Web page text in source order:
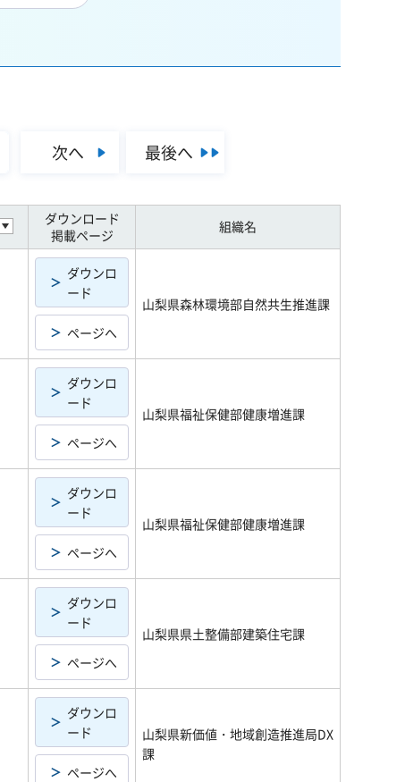
次へ 最後へ
ダウンロード
掲載ページ
組織名
ダウンロ
ード
ページへ
山梨県森林環境部自然共生推進課
ダウンロ
ード
ページへ
山梨県福祉保健部健康増進課
ダウンロ
ード
ページへ
山梨県福祉保健部健康増進課
ダウンロ
ード
ページへ
山梨県県土整備部建築住宅課
ダウンロ
ード
ページへ
山梨県新価値・地域創造推進局DX
課